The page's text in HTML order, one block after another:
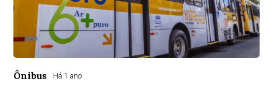
Ônibus Há 1 ano